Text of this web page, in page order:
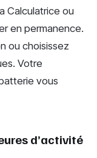
Calculatrice ou
en permanence.
ou choisissez
Votre
vous
d’activité